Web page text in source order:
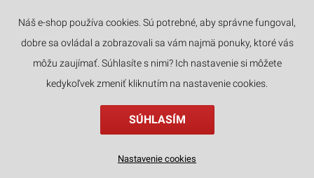
JAZYKY
Náš e-shop používa cookies. Sú potrebné, aby správne fungoval,
dobre sa ovládal a zobrazovali sa vám najmä ponuky, ktoré vás
môžu zaujímať. Súhlasíte s nimi? Ich nastavenie si môžete
kedykoľvek zmeniť kliknutím na nastavenie cookies.
SÚHLASÍM
Nastavenie cookies